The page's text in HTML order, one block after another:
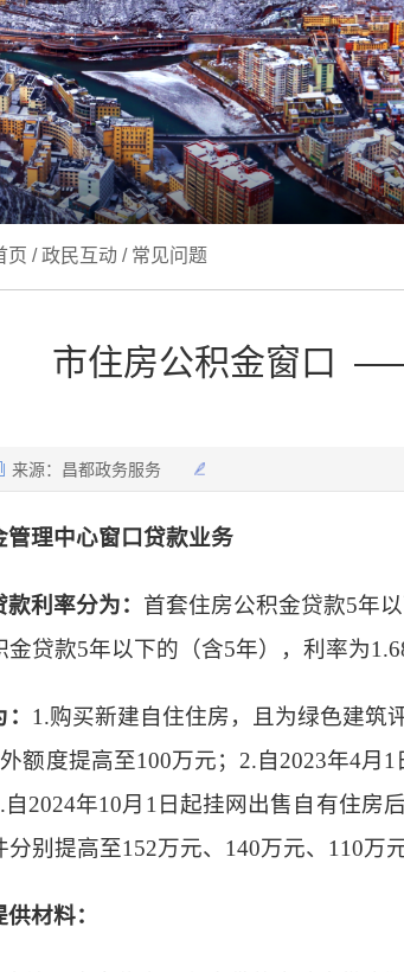
页 /政民互动 / 常见问题
市住房公积金窗口
来源： 昌都政务服务
管理中心窗口贷款业务
利率分为： 首套住房公积金贷款5年
贷款5年以下的（含5年），利率为
1.购买新建自住住房，且为绿色建筑
额度提高至100万元；2.自2023年4
2024年10月1日起挂网出售自有住
别提高至152万元、140万元、110万
材料：